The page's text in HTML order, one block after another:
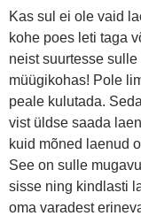
Kas sul ei ole vaid
kohe poes leti taga
neist suurtesse
müügikohas! Pole
peale kulutada.
vist üldse saada
kuid mõned laenud
See on sulle
sisse ning kindlasti
oma varadest